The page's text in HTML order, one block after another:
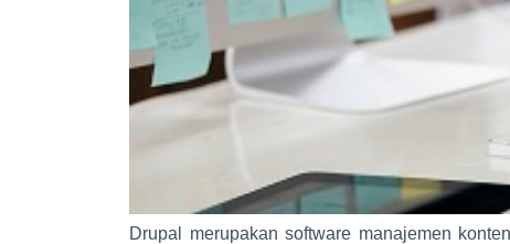
Drupal merupakan software manajemen